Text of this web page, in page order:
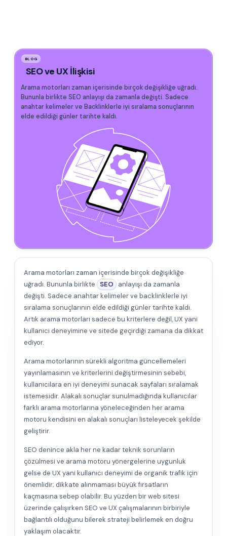
BLOG
SEO ve UX İlişkisi
Arama motorları zaman içerisinde birçok değişikliğe uğradı.
Bununla birlikte SEO anlayışı da zamanla değişti. Sadece
anahtar kelimeler ve Backlinklerle iyi sıralama sonuçlarının
elde edildiği günler tarihte kaldı.
Arama motorları zaman içerisinde birçok değişikliğe
uğradı. Bununla birlikte
SEO
anlayışı da zamanla
değişti. Sadece anahtar kelimeler ve backlinklerle iyi
sıralama sonuçlarının elde edildiği günler tarihte kaldı.
Artık arama motorları sadece bu kriterlere değil, UX yani
kullanıcı deneyimine ve sitede geçirdiği zamana da dikkat
ediyor.
Arama motorlarının sürekli algoritma güncellemeleri
yayınlamasının ve kriterlerini değiştirmesinin sebebi,
kullanıcılara en iyi deneyimi sunacak sayfaları sıralamak
istemesidir. Alakalı sonuçlar sunulmadığında kullanıcılar
farklı arama motorlarına yöneleceğinden her arama
motoru kendisini en alakalı sonuçları listeleyecek şekilde
geliştirir.
SEO denince akla her ne kadar teknik sorunların
çözülmesi ve arama motoru yönergelerine uygunluk
gelse de UX yani kullanıcı deneyimi de organik trafik için
önemlidir; dikkate alınmaması büyük fırsatların
kaçmasına sebep olabilir. Bu yüzden bir web sitesi
üzerinde çalışırken SEO ve UX çalışmalarının birbiriyle
bağlantılı olduğunu bilerek strateji belirlemek en doğru
yaklaşım olacaktır.